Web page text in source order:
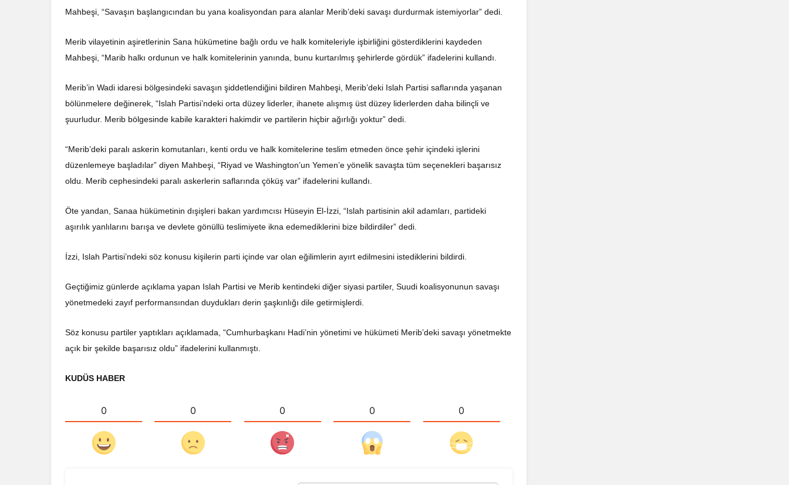
Mahbeşi, “Savaşın başlangıcından bu yana koalisyondan para alanlar Merib’deki savaşı durdurmak istemiyorlar” dedi.
Merib vilayetinin aşiretlerinin Sana hükümetine bağlı ordu ve halk komiteleriyle işbirliğini gösterdiklerini kaydeden
Mahbeşi, “Marib halkı ordunun ve halk komitelerinin yanında, bunu kurtarılmış şehirlerde gördük” ifadelerini kullandı.
Merib’in Wadi idaresi bölgesindeki savaşın şiddetlendiğini bildiren Mahbeşi, Merib’deki Islah Partisi saflarında yaşanan
bölünmelere değinerek, “Islah Partisi’ndeki orta düzey liderler, ihanete alışmış üst düzey liderlerden daha bilinçli ve
şuurludur. Merib bölgesinde kabile karakteri hakimdir ve partilerin hiçbir ağırlığı yoktur” dedi.
“Merib’deki paralı askerin komutanları, kenti ordu ve halk komitelerine teslim etmeden önce şehir içindeki işlerini
düzenlemeye başladılar” diyen Mahbeşi, “Riyad ve Washington’un Yemen’e yönelik savaşta tüm seçenekleri başarısız
oldu. Merib cephesindeki paralı askerlerin saflarında çöküş var” ifadelerini kullandı.
Öte yandan, Sanaa hükümetinin dışişleri bakan yardımcısı Hüseyin El-İzzi, “Islah partisinin akil adamları, partideki
aşırılık yanlılarını barışa ve devlete gönüllü teslimiyete ikna edemediklerini bize bildirdiler” dedi.
İzzi, Islah Partisi’ndeki söz konusu kişilerin parti içinde var olan eğilimlerin ayırt edilmesini istediklerini bildirdi.
Geçtiğimiz günlerde açıklama yapan Islah Partisi ve Merib kentindeki diğer siyasi partiler, Suudi koalisyonunun savaşı
yönetmedeki zayıf performansından duydukları derin şaşkınlığı dile getirmişlerdi.
Söz konusu partiler yaptıkları açıklamada, “Cumhurbaşkanı Hadi’nin yönetimi ve hükümeti Merib’deki savaşı yönetmekte
açık bir şekilde başarısız oldu” ifadelerini kullanmıştı.
KUDÜS HABER
0 0 0 0 0